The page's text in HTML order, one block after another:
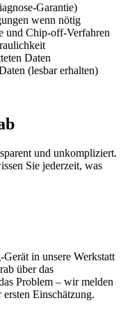
Garantie)
wenn nötig
und Chip-off-Verfahren
Daten
(lesbar erhalten)
und unkompliziert.
Sie jederzeit, was
in unsere Werkstatt
über das
Problem – wir melden
Einschätzung.